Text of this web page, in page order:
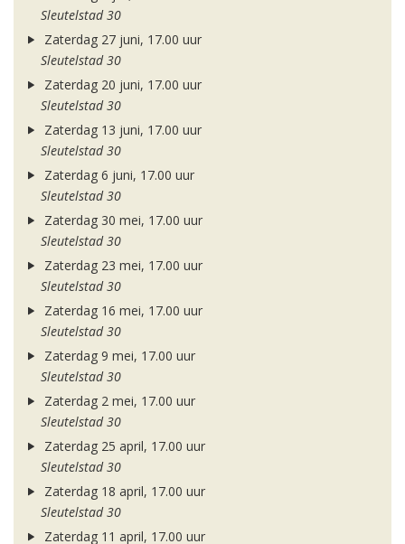
Sleutelstad 30
Zaterdag 27 juni, 17.00 uur
Sleutelstad 30
Zaterdag 20 juni, 17.00 uur
Sleutelstad 30
Zaterdag 13 juni, 17.00 uur
Sleutelstad 30
Zaterdag 6 juni, 17.00 uur
Sleutelstad 30
Zaterdag 30 mei, 17.00 uur
Sleutelstad 30
Zaterdag 23 mei, 17.00 uur
Sleutelstad 30
Zaterdag 16 mei, 17.00 uur
Sleutelstad 30
Zaterdag 9 mei, 17.00 uur
Sleutelstad 30
Zaterdag 2 mei, 17.00 uur
Sleutelstad 30
Zaterdag 25 april, 17.00 uur
Sleutelstad 30
Zaterdag 18 april, 17.00 uur
Sleutelstad 30
Zaterdag 11 april, 17.00 uur